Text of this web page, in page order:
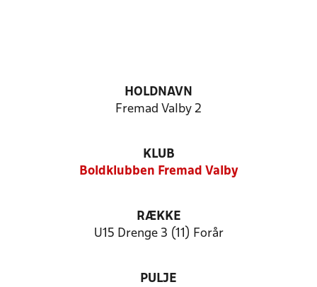
HOLDNAVN
Fremad Valby 2
KLUB
Boldklubben Fremad Valby
RÆKKE
U15 Drenge 3 (11) Forår
PULJE